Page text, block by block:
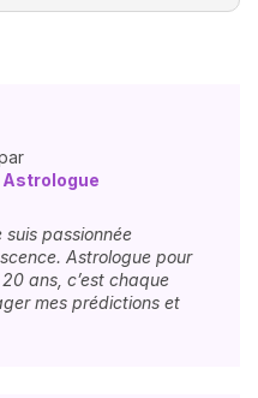
Astrologue
passionnée
Astrologue pour
ans, c’est chaque
mes prédictions et